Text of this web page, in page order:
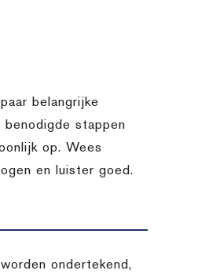
belangrijke
stappen
op. Wees
en luister goed.
ondertekend,